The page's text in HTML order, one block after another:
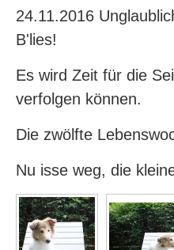
24.11.2016
B'lies!
Es wird Zeit für die
verfolgen können.
Die zwölfte
Nu isse weg, die